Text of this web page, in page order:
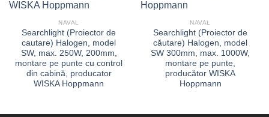
NAVAL
Searchlight (Proiector de
cautare) Halogen, model
SW, max. 250W, 200mm,
montare pe punte cu control
din cabină, producator
WISKA Hoppmann
NAVAL
Searchlight (Proiector de
căutare) Halogen, model
SW 300mm, max. 1000W,
montare pe punte,
producător WISKA
Hoppmann